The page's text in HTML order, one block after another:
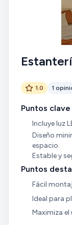
1.0 1
Puntos clave
Incluye luz
Diseño
espacio.
Estable y
Puntos
Fácil
Ideal para
Maximiza el